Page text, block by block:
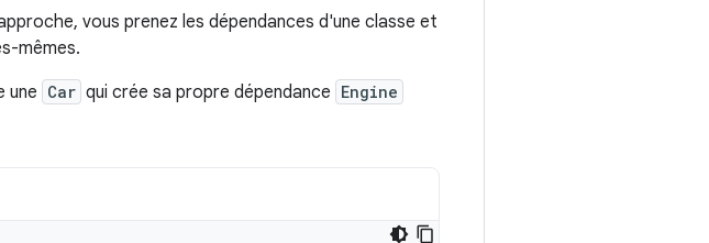
vous prenez les dépendances d'une classe et
mêmes.
une Car qui crée sa propre dépendance Engine